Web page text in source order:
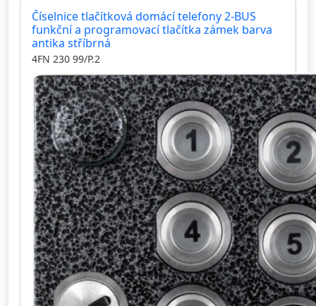
Číselnice tlačítková domácí telefony 2-BUS
funkční a programovací tlačítka zámek barva
antika stříbrná
4FN 230 99/P.2